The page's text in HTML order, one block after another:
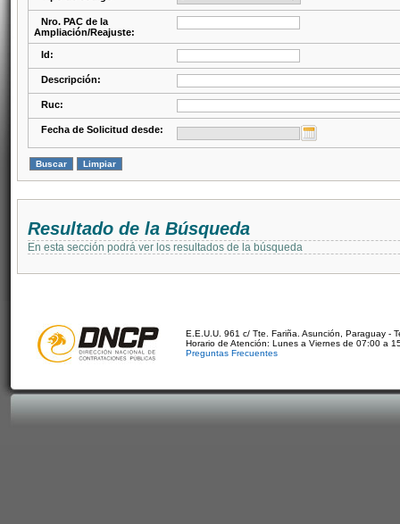
Nro. PAC de la
Ampliación/Reajuste:
Id:
Descripción:
Ruc:
Fecha de Solicitud desde:
Resultado de la Búsqueda
En esta sección podrá ver los resultados de la búsqueda
E.E.U.U. 961 c/ Tte. Fariña. Asunción, Paraguay -
Horario de Atención: Lunes a Viernes de 07:00 a
Preguntas Frecuentes